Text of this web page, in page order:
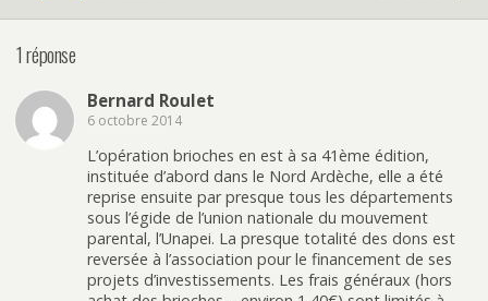
1 réponse
Bernard Roulet
6 octobre 2014
L’opération brioches en est à sa 41ème édition,
instituée d’abord dans le Nord Ardèche, elle a été
reprise ensuite par presque tous les départements
sous l’égide de l’union nationale du mouvement
parental, l’Unapei. La presque totalité des dons est
reversée à l’association pour le financement de ses
projets d’investissements. Les frais généraux (hors